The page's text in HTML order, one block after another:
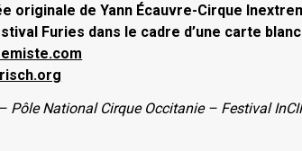
originale de Yann Écauvre-Cirque
Furies dans le cadre d’une carte
Pôle National Cirque Occitanie – Festival